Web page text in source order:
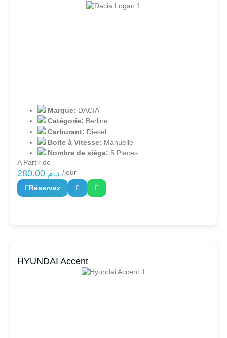
Marque: DACIA
Catégorie: Berline
Carburant: Diesel
Boite à Vitesse: Manuelle
Nombre de siège: 5 Places
A Partir de
280.00 د.م./jour
Réservez
HYUNDAI Accent